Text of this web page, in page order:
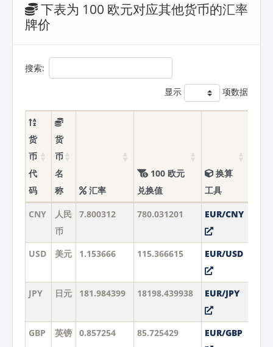
下表为 100 欧元对应其他货币的汇率
牌价
搜索:
显示 项数据
货
币
代
码
货
币
名
称
汇率
100 欧元
兑换值
换算
工具
CNY
人民
币
7.800312 780.031201 EUR/CNY
USD 美元 1.153666 115.366615 EUR/USD
JPY 日元 181.984399 18198.439938 EUR/JPY
GBP 英镑 0.857254 85.725429 EUR/GBP